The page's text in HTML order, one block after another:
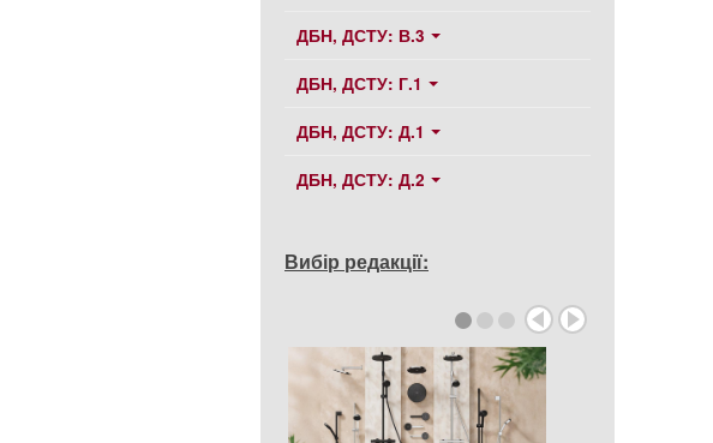
ДБН, ДСТУ: В.3
ДБН, ДСТУ: Г.1
ДБН, ДСТУ: Д.1
ДБН, ДСТУ: Д.2
Вибір редакції: